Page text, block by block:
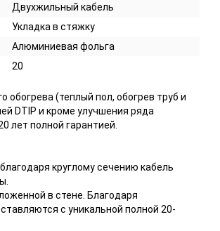
Двухжильный кабель
Укладка в стяжку
Алюминиевая фольга
20
обогрева (теплый пол, обогрев труб и
DTIP и кроме улучшения ряда
лет полной гарантией.
круглому сечению кабель
в стене. Благодаря
с уникальной полной 20-